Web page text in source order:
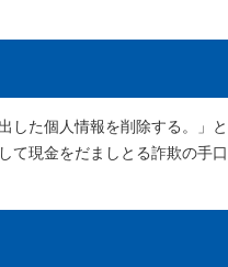
した個人情報を削除する。」
て現金をだましとる詐欺の手